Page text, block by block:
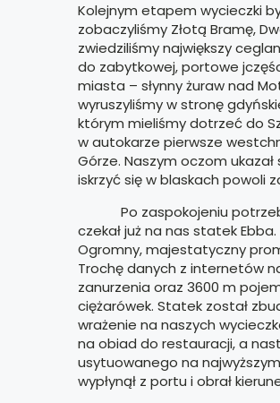
Kolejnym etapem wycieczki
zobaczyliśmy Złotą Bramę,
zwiedziliśmy największy
do zabytkowej, portowe
miasta – słynny żuraw nad
wyruszyliśmy w stronę
którym mieliśmy dotrzeć do
w autokarze pierwsze
Górze. Naszym oczom
iskrzyć się w blaskach powoli
Po zaspokojeniu potrzeb
czekał już na nas statek
Ogromny, majestatyczny
Trochę danych z internetów
zanurzenia oraz 3600 m
ciężarówek. Statek został
wrażenie na naszych
na obiad do restauracji, a
usytuowanego na
wypłynął z portu i obrał